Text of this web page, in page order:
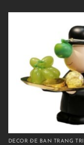
DECOR ĐỂ BÀN TRANG TRÍ